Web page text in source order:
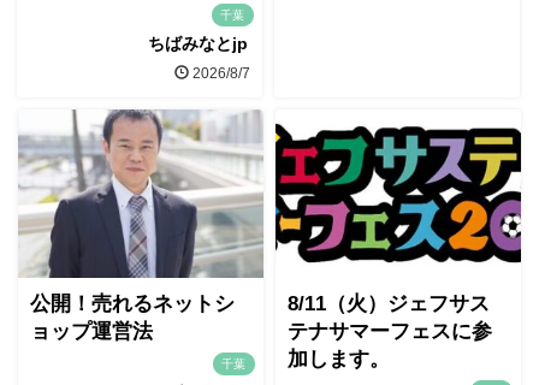
千葉
ちばみなとjp
2026/8/7
公開！売れるネットシ
ョップ運営法
千葉
8/11（火）ジェフサス
テナサマーフェスに参
加します。